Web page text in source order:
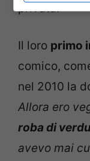
privata.
Il loro primo
comico,
nel 2010 la
Allora ero
roba di
avevo mai